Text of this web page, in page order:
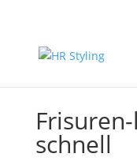
schnell